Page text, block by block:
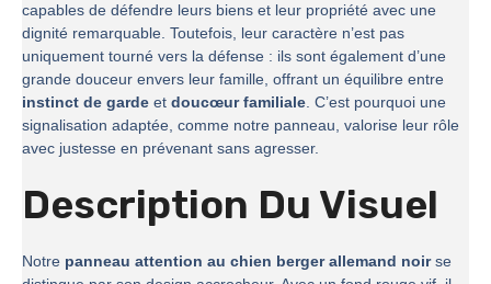
capables de défendre leurs biens et leur propriété avec une
dignité remarquable. Toutefois, leur caractère n’est pas
uniquement tourné vers la défense : ils sont également d’une
grande douceur envers leur famille, offrant un équilibre entre
instinct de garde et doucœur familiale. C’est pourquoi une
signalisation adaptée, comme notre panneau, valorise leur rôle
avec justesse en prévenant sans agresser.
Description Du Visuel
Notre panneau attention au chien berger allemand noirse